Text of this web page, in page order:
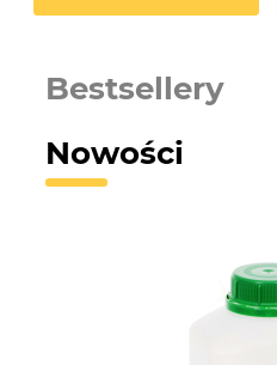
Nowości
Bestsellery